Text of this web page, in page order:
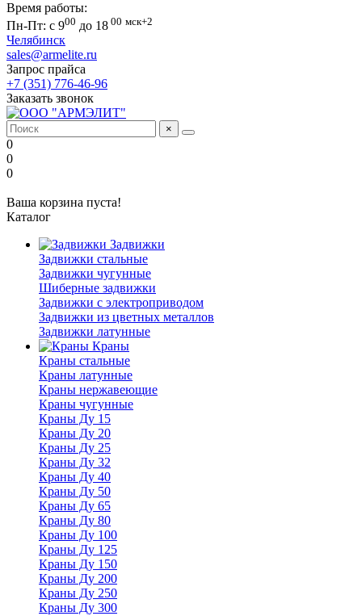
Время работы:
Пн-Пт: с 900 до 18 00 мск+2
Челябинск
sales@armelite.ru
Запрос прайса
+7 (351) 776-46-96
Заказать звонок
×
0
0
0
Ваша корзина пуста!
Каталог
Задвижки
Задвижки стальные
Задвижки чугунные
Шиберные задвижки
Задвижки с электроприводом
Задвижки из цветных металлов
Задвижки латунные
Краны
Краны стальные
Краны латунные
Краны нержавеющие
Краны чугунные
Краны Ду 15
Краны Ду 20
Краны Ду 25
Краны Ду 32
Краны Ду 40
Краны Ду 50
Краны Ду 65
Краны Ду 80
Краны Ду 100
Краны Ду 125
Краны Ду 150
Краны Ду 200
Краны Ду 250
Краны Ду 300